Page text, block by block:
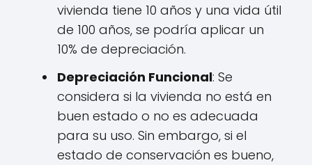
vivienda tiene 10 años y una vida útil
de 100 años, se podría aplicar un
10% de depreciación.
Depreciación Funcional: Se
considera si la vivienda no está en
buen estado o no es adecuada
para su uso. Sin embargo, si el
estado de conservación es bueno,